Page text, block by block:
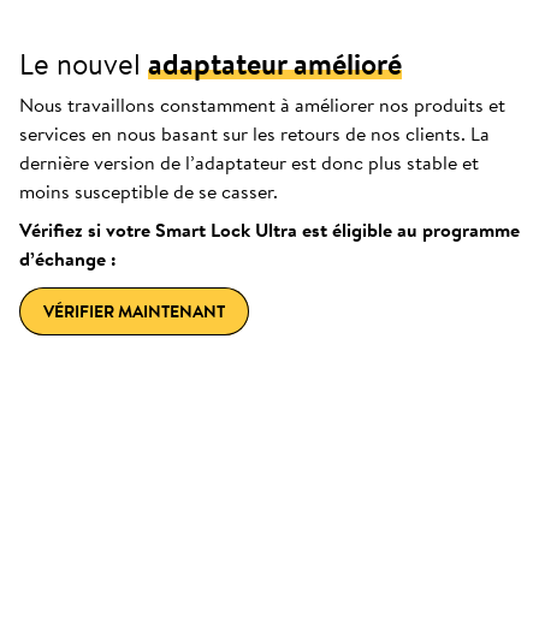
Le nouvel adaptateur amélioré
Nous travaillons constamment à améliorer nos produits et
services en nous basant sur les retours de nos clients. La
dernière version de l’adaptateur est donc plus stable et
moins susceptible de se casser.
Vérifiez si votre Smart Lock Ultra est éligible au programme
d’échange :
VÉRIFIER MAINTENANT